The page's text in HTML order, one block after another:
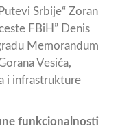
Srbije“ Zoran
FBiH” Denis
Memorandum
Vesića,
i infrastrukture
funkcionalnosti